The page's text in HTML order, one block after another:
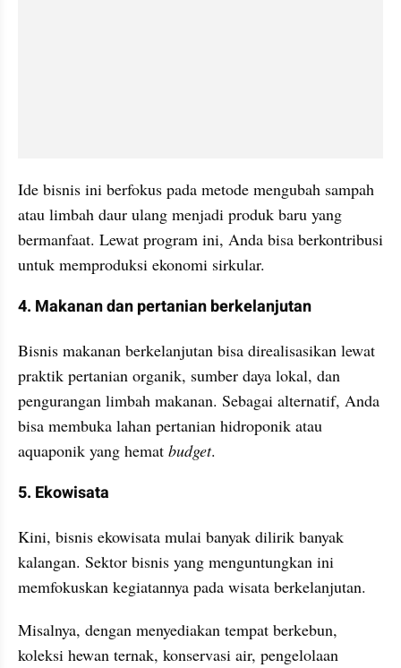
Ide bisnis ini berfokus pada metode mengubah sampah
atau limbah daur ulang menjadi produk baru yang
bermanfaat. Lewat program ini, Anda bisa berkontribusi
untuk memproduksi ekonomi sirkular.
4. Makanan dan pertanian berkelanjutan
Bisnis makanan berkelanjutan bisa direalisasikan lewat
praktik pertanian organik, sumber daya lokal, dan
pengurangan limbah makanan. Sebagai alternatif, Anda
bisa membuka lahan pertanian hidroponik atau
aquaponik yang hemat budget.
5. Ekowisata
Kini, bisnis ekowisata mulai banyak dilirik banyak
kalangan. Sektor bisnis yang menguntungkan ini
memfokuskan kegiatannya pada wisata berkelanjutan.
Misalnya, dengan menyediakan tempat berkebun,
koleksi hewan ternak, konservasi air, pengelolaan